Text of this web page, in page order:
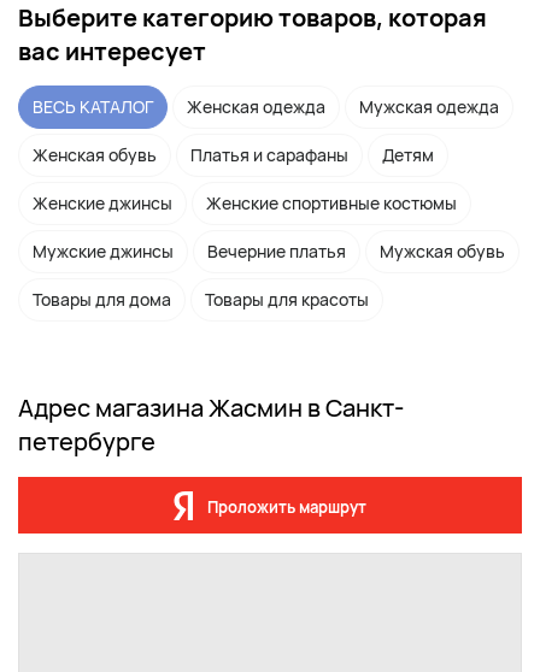
Выберите категорию товаров, которая
вас интересует
ВЕСЬ КАТАЛОГ Женская одежда Мужская одежда
Женская обувь Платья и сарафаны Детям
Женские джинсы Женские спортивные костюмы
Мужские джинсы Вечерние платья Мужская обувь
Товары для дома Товары для красоты
Адрес магазина Жасмин в Санкт-
петербурге
Проложить маршрут